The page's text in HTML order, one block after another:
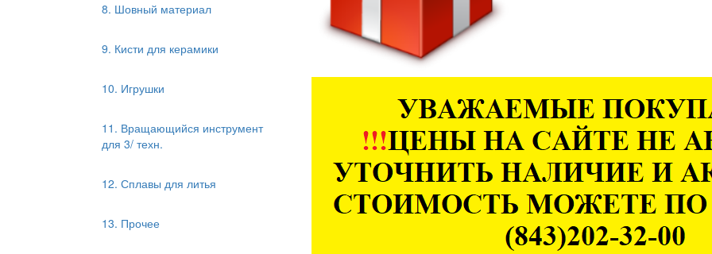
8. Шовный материал
9. Кисти для керамики
10. Игрушки
11. Вращающийся инструмент
для 3/ техн.
12. Сплавы для литья
13. Прочее